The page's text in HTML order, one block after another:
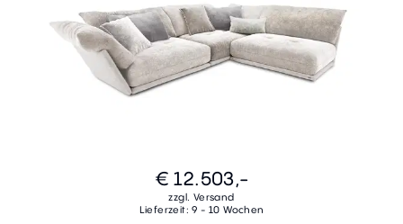
€ 12.503,-
zzgl. Versand
Lieferzeit: 9 - 10 Wochen